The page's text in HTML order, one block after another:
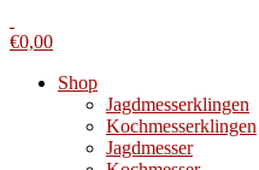
€0,00
Shop
Jagdmesserklingen
Kochmesserklingen
Jagdmesser